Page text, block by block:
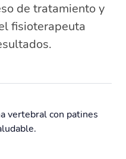
de tratamiento y
fisioterapeuta
vertebral con patines